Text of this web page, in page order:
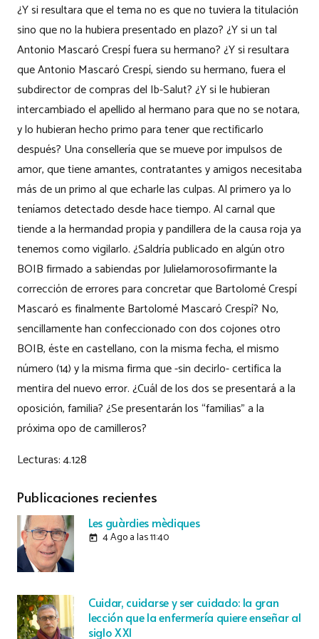
¿Y si resultara que el tema no es que no tuviera la titulación
sino que no la hubiera presentado en plazo? ¿Y si un tal
Antonio Mascaró Crespí fuera su hermano? ¿Y si resultara
que Antonio Mascaró Crespí, siendo su hermano, fuera el
subdirector de compras del Ib-Salut? ¿Y si le hubieran
intercambiado el apellido al hermano para que no se notara,
y lo hubieran hecho primo para tener que rectificarlo
después? Una consellería que se mueve por impulsos de
amor, que tiene amantes, contratantes y amigos necesitaba
más de un primo al que echarle las culpas. Al primero ya lo
teníamos detectado desde hace tiempo. Al carnal que
tiende a la hermandad propia y pandillera de la causa roja ya
tenemos como vigilarlo. ¿Saldría publicado en algún otro
BOIB firmado a sabiendas por Julielamorosofirmante la
corrección de errores para concretar que Bartolomé Crespí
Mascaró es finalmente Bartolomé Mascaró Crespí? No,
sencillamente han confeccionado con dos cojones otro
BOIB, éste en castellano, con la misma fecha, el mismo
número (14) y la misma firma que -sin decirlo- certifica la
mentira del nuevo error. ¿Cuál de los dos se presentará a la
oposición, familia? ¿Se presentarán los “familias” a la
próxima opo de camilleros?
Lecturas:4.128
Publicaciones recientes
Les guàrdies mèdiques
today 4 Ago a las 11:40
Cuidar, cuidarse y ser cuidado: la gran
lección que la enfermería quiere enseñar al
siglo XXI